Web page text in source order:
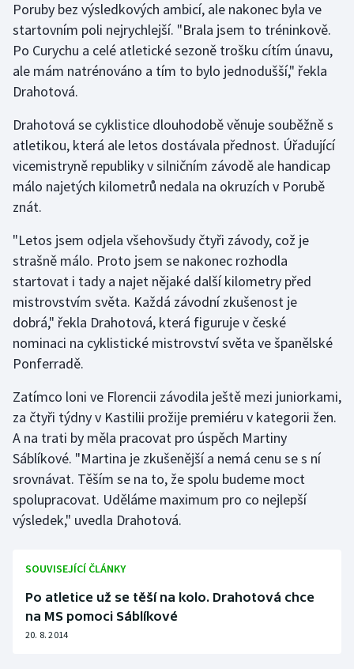
Házená
Jezdectví
Judo
Krasobruslení
Lezení
Lyže a snowboard
Moderní pětiboj
Motorsport
Olympijské hry
Parasport
Plavání
Plážový volejbal
Ragby
Rychlobruslení
Sportovní střelba
Poruby bez výsledkových ambicí, ale nakonec byla ve
startovním poli nejrychlejší. "Brala jsem to tréninkově.
Po Curychu a celé atletické sezoně trošku cítím únavu,
ale mám natrénováno a tím to bylo jednodušší," řekla
Drahotová.
Drahotová se cyklistice dlouhodobě věnuje souběžně s
atletikou, která ale letos dostávala přednost. Úřadující
vicemistryně republiky v silničním závodě ale handicap
málo najetých kilometrů nedala na okruzích v Porubě
znát.
"Letos jsem odjela všehovšudy čtyři závody, což je
strašně málo. Proto jsem se nakonec rozhodla
startovat i tady a najet nějaké další kilometry před
mistrovstvím světa. Každá závodní zkušenost je
dobrá," řekla Drahotová, která figuruje v české
nominaci na cyklistické mistrovství světa ve španělské
Ponferradě.
Zatímco loni ve Florencii závodila ještě mezi juniorkami,
za čtyři týdny v Kastilii prožije premiéru v kategorii žen.
A na trati by měla pracovat pro úspěch Martiny
Sáblíkové. "Martina je zkušenější a nemá cenu se s ní
srovnávat. Těším se na to, že spolu budeme moct
spolupracovat. Uděláme maximum pro co nejlepší
výsledek," uvedla Drahotová.
SOUVISEJÍCÍ ČLÁNKY
Po atletice už se těší na kolo. Drahotová chce
na MS pomoci Sáblíkové
20. 8. 2014